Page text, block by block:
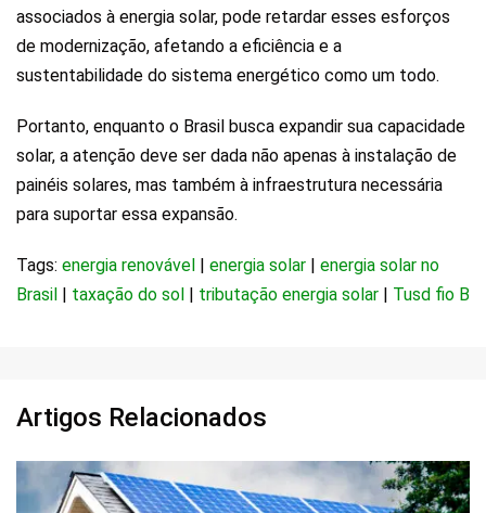
associados à energia solar, pode retardar esses esforços
de modernização, afetando a eficiência e a
sustentabilidade do sistema energético como um todo.
Portanto, enquanto o Brasil busca expandir sua capacidade
solar, a atenção deve ser dada não apenas à instalação de
painéis solares, mas também à infraestrutura necessária
para suportar essa expansão.
Tags: energia renovável | energia solar | energia solar no
Brasil | taxação do sol | tributação energia solar | Tusd fio B
Artigos Relacionados